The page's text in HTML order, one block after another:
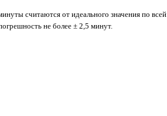
считаются от идеального значения по всей
не более ± 2,5 минут.